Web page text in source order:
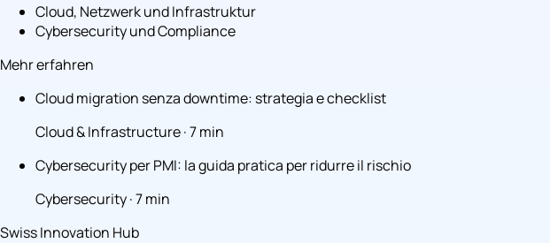
Cloud, Netzwerk und Infrastruktur
Cybersecurity und Compliance
Mehr erfahren
Cloud migration senza downtime: strategia e checklist
Cloud & Infrastructure · 7 min
Cybersecurity per PMI: la guida pratica per ridurre il rischio
Cybersecurity · 7 min
Swiss Innovation Hub